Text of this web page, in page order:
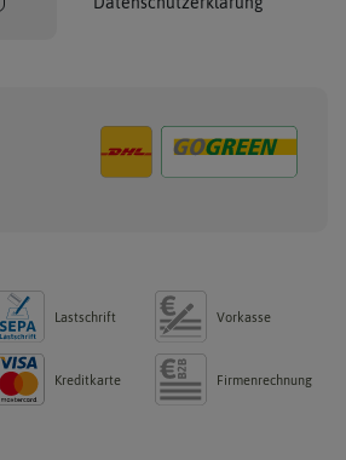
Lastschrift Vorkasse
Kreditkarte Firmenrechnung